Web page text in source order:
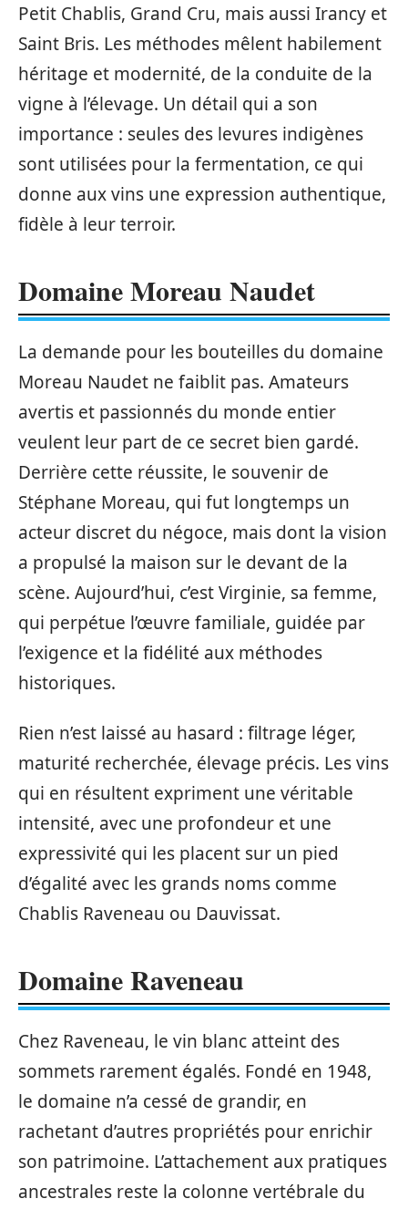
Petit Chablis, Grand Cru, mais aussi Irancy et
Saint Bris. Les méthodes mêlent habilement
héritage et modernité, de la conduite de la
vigne à l’élevage. Un détail qui a son
importance : seules des levures indigènes
sont utilisées pour la fermentation, ce qui
donne aux vins une expression authentique,
fidèle à leur terroir.
Domaine Moreau Naudet
La demande pour les bouteilles du domaine
Moreau Naudet ne faiblit pas. Amateurs
avertis et passionnés du monde entier
veulent leur part de ce secret bien gardé.
Derrière cette réussite, le souvenir de
Stéphane Moreau, qui fut longtemps un
acteur discret du négoce, mais dont la vision
a propulsé la maison sur le devant de la
scène. Aujourd’hui, c’est Virginie, sa femme,
qui perpétue l’œuvre familiale, guidée par
l’exigence et la fidélité aux méthodes
historiques.
Rien n’est laissé au hasard : filtrage léger,
maturité recherchée, élevage précis. Les vins
qui en résultent expriment une véritable
intensité, avec une profondeur et une
expressivité qui les placent sur un pied
d’égalité avec les grands noms comme
Chablis Raveneau ou Dauvissat.
Domaine Raveneau
Chez Raveneau, le vin blanc atteint des
sommets rarement égalés. Fondé en 1948,
le domaine n’a cessé de grandir, en
rachetant d’autres propriétés pour enrichir
son patrimoine. L’attachement aux pratiques
ancestrales reste la colonne vertébrale du